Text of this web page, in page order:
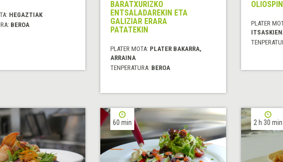
HEGAZTIAK
BEROA
BARATXURIZKO
ENTSALADAREKIN ETA
GALIZIAR ERARA
PATATEKIN
PLATER MOTA: PLATER BAKARRA,
ARRAINA
TENPERATURA: BEROA
PLATER
60 min 2 h 30 min